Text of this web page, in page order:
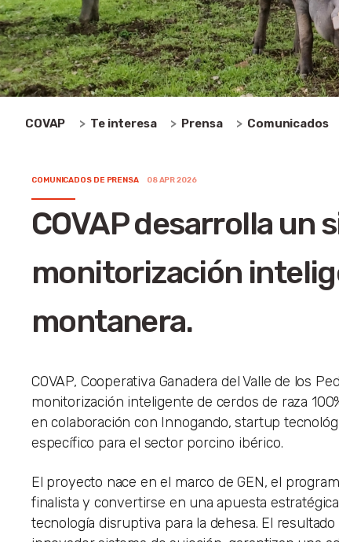
COVAP Te interesa Prensa Comunicados
COMUNICADOS DE PRENSA 08 APR 2026
COVAP desarrolla un
monitorización
montanera.
COVAP, Cooperativa Ganadera del Valle de los
monitorización inteligente de cerdos de raza
en colaboración con Innogando, startup
específico para el sector porcino ibérico.
El proyecto nace en el marco de GEN, el
finalista y convertirse en una apuesta
tecnología disruptiva para la dehesa. El